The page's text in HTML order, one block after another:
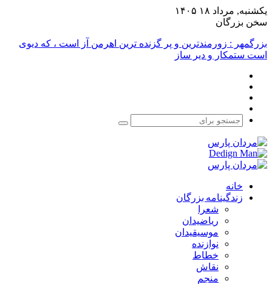
یکشنبه, مرداد ۱۸ ۱۴۰۵
سخن بزرگان
بزرگمهر : زورمندترین و پر گزنده ترین اهرمن آز است ، که دیوی
است ستمکار و دیر ساز
جستجو
خانه
زندگینامه بزرگان
شعرا
ریاضیدان
موسیقیدان
نوازنده
خطاط
نقاش
منجم